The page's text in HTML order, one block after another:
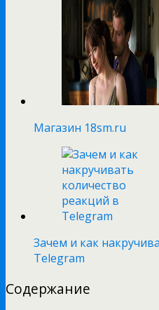
Магазин 18sm.ru
Зачем и как
Telegram
Содержание